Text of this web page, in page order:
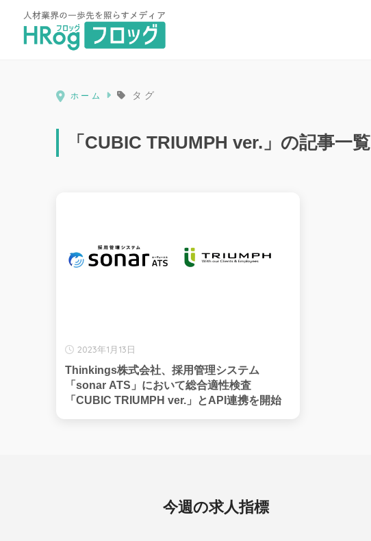
HRog | 人材業界の一歩先を照らすメディア
ホーム タグ
「CUBIC TRIUMPH ver.」の記事一覧
2023年1月13日
Thinkings株式会社、採用管理システム
「sonar ATS」において総合適性検査
「CUBIC TRIUMPH ver.」とAPI連携を開始
今週の求人指標